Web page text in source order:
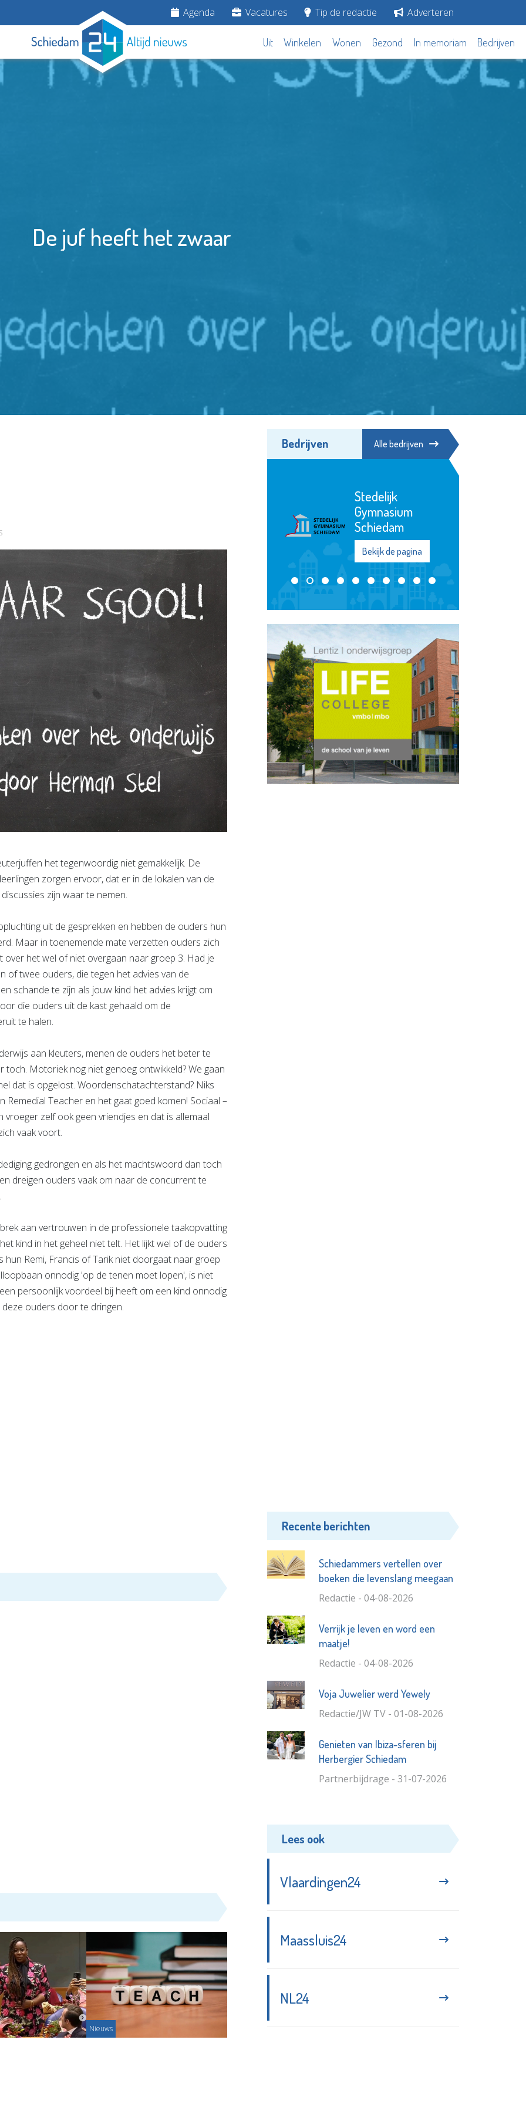
Agenda Vacatures Tip de redactie Adverteren
Uit Winkelen Wonen Gezond In memoriam Bedrijven
De juf heeft het zwaar
het tegenwoordig niet gemakkelijk. De
zorgen ervoor, dat er in de lokalen van de
zijn waar te nemen.
uit de gesprekken en hebben de ouders hun
Maar in toenemende mate verzetten ouders zich
het wel of niet overgaan naar groep 3. Had je
of twee ouders, die tegen het advies van de
schande te zijn als jouw kind het advies krijgt om
die ouders uit de kast gehaald om de
te halen.
aan kleuters, menen de ouders het beter te
Motoriek nog niet genoeg ontwikkeld? We gaan
dat is opgelost. Woordenschatachterstand? Niks
Teacher en het gaat goed komen! Sociaal –
zelf ook geen vriendjes en dat is allemaal
vaak voort.
gedrongen en als het machtswoord dan toch
dreigen ouders vaak om naar de concurrent te
aan vertrouwen in de professionele taakopvatting
kind in het geheel niet telt. Het lijkt wel of de ouders
Remi, Francis of Tarik niet doorgaat naar groep
onnodig 'op de tenen moet lopen', is niet
persoonlijk voordeel bij heeft om een kind onnodig
ouders door te dringen.
Nieuws
Bedrijven Alle bedrijven
pagina
Bekijk de pagina
SIKO
Bekijk de pagina
Recente berichten
Schiedammers vertellen over
boeken die levenslang meegaan
Redactie - 04-08-2026
Verrijk je leven en word een
maatje!
Redactie - 04-08-2026
Voja Juwelier werd Yewely
Redactie/JW TV - 01-08-2026
Genieten van Ibiza-sferen bij
Herbergier Schiedam
Partnerbijdrage - 31-07-2026
Lees ook
Vlaardingen24
Maassluis24
NL24